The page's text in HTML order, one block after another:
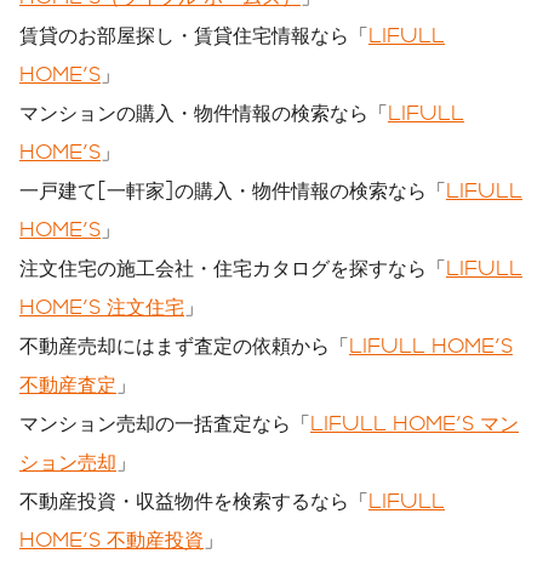
賃貸のお部屋探し・賃貸住宅情報なら「LIFULL
HOME'S 」
マンションの購入・物件情報の検索なら「LIFULL
HOME'S 」
一戸建て[一軒家]の購入・物件情報の検索なら「LIFULL
HOME'S 」
注文住宅の施工会社・住宅カタログを探すなら「LIFULL
HOME'S 注文住宅 」
不動産売却にはまず査定の依頼から「LIFULL HOME'S
不動産査定 」
マンション売却の一括査定なら「LIFULL HOME'S マン
ション売却 」
不動産投資・収益物件を検索するなら「LIFULL
HOME'S 不動産投資 」